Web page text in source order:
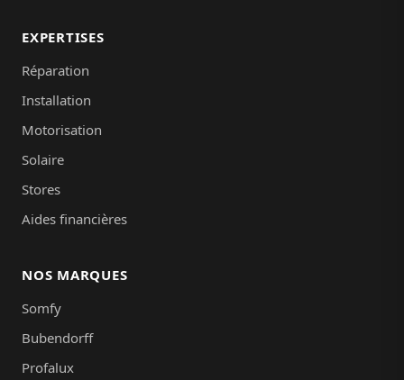
EXPERTISES
Réparation
Installation
Motorisation
Solaire
Stores
Aides financières
NOS MARQUES
Somfy
Bubendorff
Profalux